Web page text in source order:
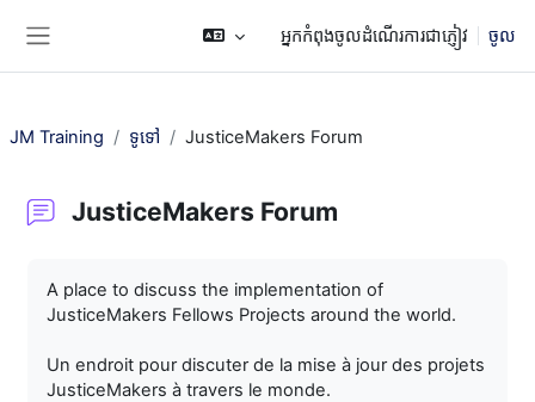
អ្នកកំពុងចូលដំណើរការជាភ្ញៀវ ចូល
JM Training ទូទៅ JusticeMakers Forum
JusticeMakers Forum
A place to discuss the implementation of
JusticeMakers Fellows Projects around the world.
Un endroit pour discuter de la mise à jour des projets
JusticeMakers à travers le monde.